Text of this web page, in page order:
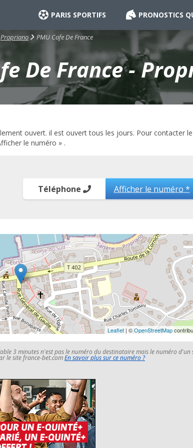
PARIS SPORTIFS PRONOSTICS
Propriano PMU Cafe De France
De France -
ouvert. il est ouvert tous les jours. Pour contacter
le numéro » .
Téléphone Afficher le numéro *
Leaflet | ©OpenStreetMap
3 minutes n'est pas le numéro du destinataire mais le numéro d'un
le site france-bet.comEn savoir plus sur ce numéro ?